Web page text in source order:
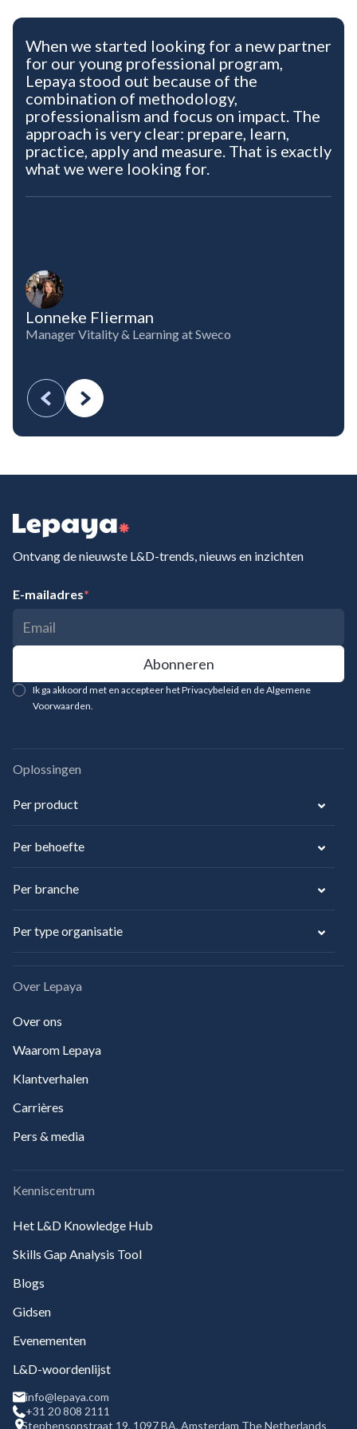
When we started looking for a new partner
for our young professional program,
Lepaya stood out because of the
combination of methodology,
professionalism and focus on impact. The
approach is very clear: prepare, learn,
practice, apply and measure. That is exactly
what we were looking for.
Lonneke Flierman
Manager Vitality & Learning at Sweco
Ontvang de nieuwste L&D-trends, nieuws en inzichten
E-mailadres*
Ik ga akkoord met en accepteer het Privacybeleid en de Algemene
Voorwaarden.
Oplossingen
Per product
Per behoefte
Per branche
Per type organisatie
Over Lepaya
Over ons
Waarom Lepaya
Klantverhalen
Carrières
Pers & media
Kenniscentrum
Het L&D Knowledge Hub
Skills Gap Analysis Tool
Blogs
Gidsen
Evenementen
L&D-woordenlijst
info@lepaya.com
+31 20 808 2111
Stephensonstraat 19, 1097 BA, Amsterdam The Netherlands